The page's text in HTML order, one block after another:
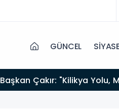
GÜNCEL
Başkan Çakır: "Kilikya Yolu,